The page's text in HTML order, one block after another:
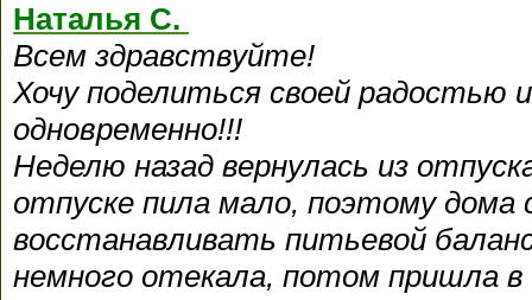
Наталья С.
Всем здравствуйте!
Хочу поделиться своей радостью
одновременно!!!
Неделю назад вернулась из
отпуске пила мало, поэтому дома
восстанавливать питьевой
немного отекала, потом пришла в